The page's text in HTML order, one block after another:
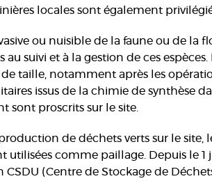
locales sont également
ou nuisible de la faune ou de la
au suivi et à la gestion de ces
taille, notamment après les
issus de la chimie de synthèse
sont proscrits sur le site.
de déchets verts sur le site,
utilisées comme paillage. Depuis le 1
CSDU (Centre de Stockage de